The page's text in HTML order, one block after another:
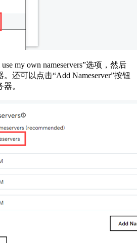
my own nameservers”选项，然后
还可以点击“Add Nameserver”按钮
。